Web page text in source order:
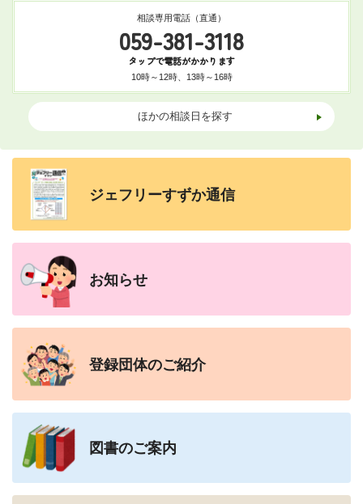
相談専用電話（直通）
059-381-3118
タップで電話がかかります
10時～12時、13時～16時
ほかの相談日を探す
ジェフリーすずか通信
お知らせ
登録団体のご紹介
図書のご案内